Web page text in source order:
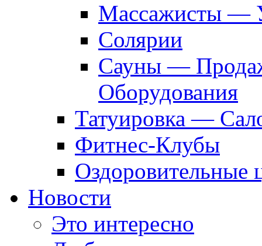
Массажисты —
Солярии
Сауны —
Оборудования
Татуировка —
Фитнес-Клубы
Оздоровительные
Новости
Это интересно